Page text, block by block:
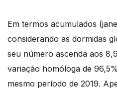
Em termos acumulados
considerando as dormidas
seu número ascenda aos
variação homóloga de
mesmo período de 2019.